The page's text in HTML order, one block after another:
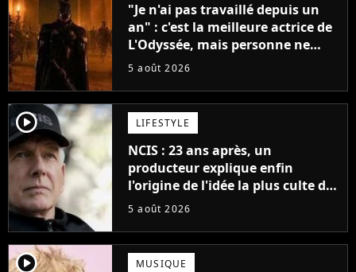
"Je n'ai pas travaillé depuis un
an" : c'est la meilleure actrice de
L'Odyssée, mais personne ne
veut lui donner de rôle au
5 août 2026
player2 LIFESTYLE
NCIS : 23 ans après, un
producteur explique enfin
l'origine de l'idée la plus culte de
la série (et on ne parle pas du
5 août 2026
player2 MUSIQUE